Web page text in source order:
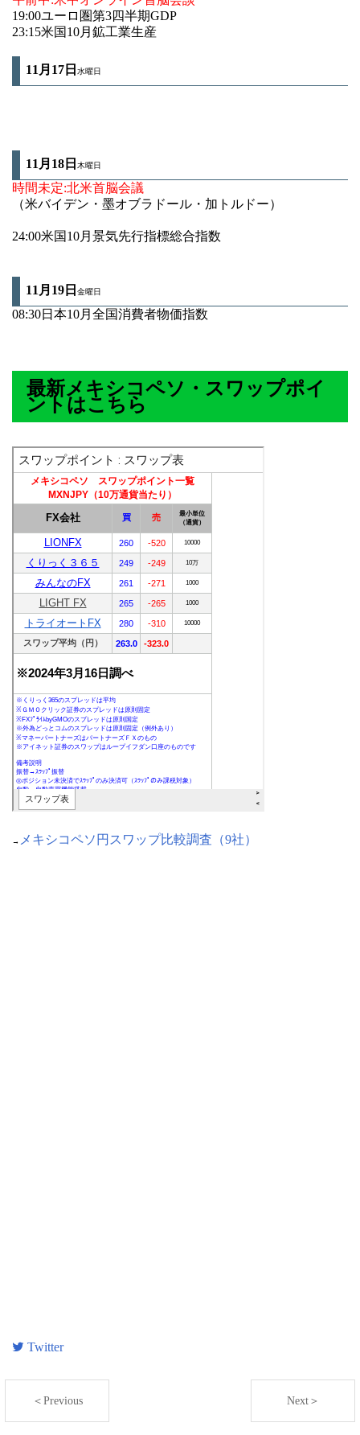
19:00ユーロ圏第3四半期GDP
23:15米国10月鉱工業生産
11月17 日 水曜日
11月18日 木曜日
時間未定:北米首脳会議
（米バイデン・墨オブラドール・加トルドー）
24:00米国10月景気先行指標総合指数
11月19 日 金曜日
08:30日本10月全国消費者物価指数
最新メキシコペソ・スワップポイ
ントはこちら
→ メキシコペソ円スワップ比較調査（9社）
Twitter
＜Previous Next＞